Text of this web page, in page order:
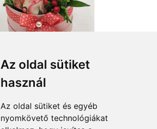
Az oldal sütiket
használ
Az oldal sütiket és egyéb
nyomkövető technológiákat
Szeged Csodája
19 080 Ft-tól